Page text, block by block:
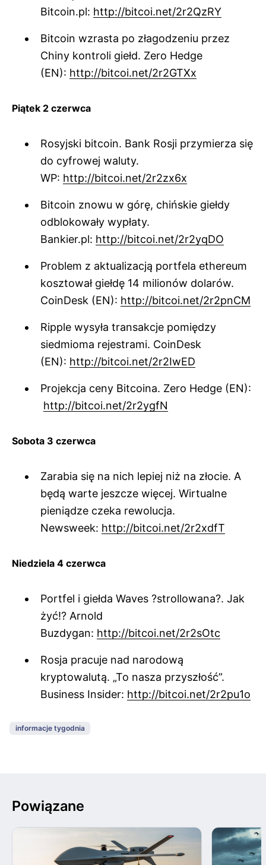
Bitcoin.pl: http://bitcoi.net/2r2QzRY
Bitcoin wzrasta po złagodzeniu przez
Chiny kontroli giełd. Zero Hedge
(EN): http://bitcoi.net/2r2GTXx
Piątek 2 czerwca
Rosyjski bitcoin. Bank Rosji przymierza się
do cyfrowej waluty.
WP: http://bitcoi.net/2r2zx6x
Bitcoin znowu w górę, chińskie giełdy
odblokowały wypłaty.
Bankier.pl: http://bitcoi.net/2r2yqDO
Problem z aktualizacją portfela ethereum
kosztował giełdę 14 milionów dolarów.
CoinDesk (EN): http://bitcoi.net/2r2pnCM
Ripple wysyła transakcje pomiędzy
siedmioma rejestrami. CoinDesk
(EN): http://bitcoi.net/2r2IwED
Projekcja ceny Bitcoina. Zero Hedge (EN):
http://bitcoi.net/2r2ygfN
Sobota 3 czerwca
Zarabia się na nich lepiej niż na złocie. A
będą warte jeszcze więcej. Wirtualne
pieniądze czeka rewolucja.
Newsweek: http://bitcoi.net/2r2xdfT
Niedziela 4 czerwca
Portfel i giełda Waves ?strollowana?. Jak
żyć!? Arnold
Buzdygan: http://bitcoi.net/2r2sOtc
Rosja pracuje nad narodową
kryptowalutą. „To nasza przyszłość”.
Business Insider: http://bitcoi.net/2r2pu1o
informacje tygodnia
Powiązane